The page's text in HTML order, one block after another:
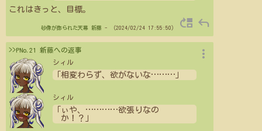
これはきっと、目標。
砂像が飾られた天幕 新藤 - （2024/02/24 17:55:50） move_up reply
>>PNo.21 新藤への返事
シィル
「相変わらず、欲がないな………
シィル
「ぃや、 …………欲張りなの
か！？」
more_vert